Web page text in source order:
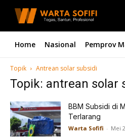
Home Nasional Pemprov
Topik Antrean solar subsidi
Topik: antrean solar
BBM Subsidi di
Terlarang
Warta Sofifi - Mei